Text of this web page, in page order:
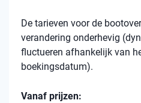
De tarieven voor de
verandering onderhevig
fluctueren afhankelijk van
boekingsdatum).
Vanaf prijzen: